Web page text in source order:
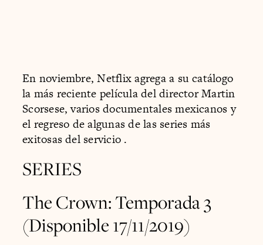
En noviembre, Netflix agrega a su catálogo
la más reciente película del director Martin
Scorsese, varios documentales mexicanos y
el regreso de algunas de las series más
exitosas del servicio .
SERIES
The Crown: Temporada 3
(Disponible 17/11/2019)